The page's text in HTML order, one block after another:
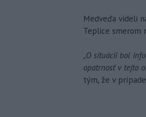
Medveďa videli
Teplice smerom
„O situácii bol
opatrnosť v tejto
tým, že v